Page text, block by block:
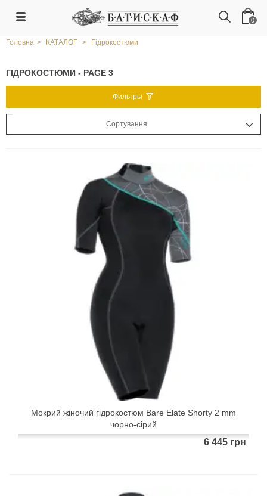
0
Головна > КАТАЛОГ > Гідрокостюми
ГІДРОКОСТЮМИ - PAGE 3
Фильтры
Сортування
Мокрий жіночий гідрокостюм Bare Elate Shorty 2 mm
чорно-сірий
6 445 грн